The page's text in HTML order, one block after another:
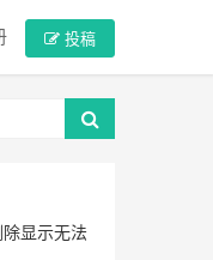
投稿
显示无法